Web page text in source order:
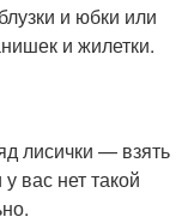
и юбки или
и жилетки.
лисички — взять
вас нет такой